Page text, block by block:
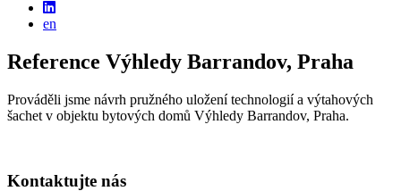
en
Reference Výhledy Barrandov, Praha
Prováděli jsme návrh pružného uložení technologií a výtahových
šachet v objektu bytových domů Výhledy Barrandov, Praha.
Kontaktujte nás